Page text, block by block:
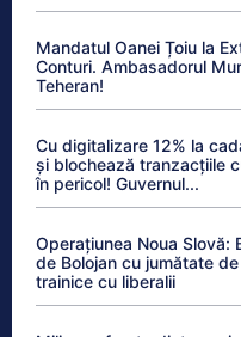
Mandatul Oanei Țoiu la
Conturi. Ambasadorul
Teheran!
Cu digitalizare 12% la
și blochează tranzacțiile
în pericol! Guvernul...
Operațiunea Noua Slovă:
de Bolojan cu jumătate
trainice cu liberalii